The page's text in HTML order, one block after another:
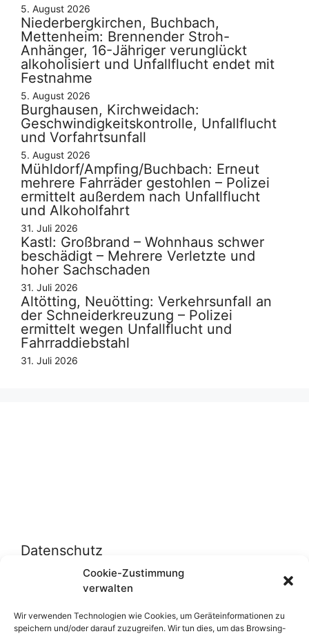
Cookie-Zustimmung
verwalten
Wir verwenden Technologien wie Cookies, um Geräteinformationen zu
speichern und/oder darauf zuzugreifen. Wir tun dies, um das Browsing-
5. August 2026
Niederbergkirchen, Buchbach,
Mettenheim: Brennender Stroh-
Anhänger, 16-Jähriger verunglückt
alkoholisiert und Unfallflucht endet mit
Festnahme
5. August 2026
Burghausen, Kirchweidach:
Geschwindigkeitskontrolle, Unfallflucht
und Vorfahrtsunfall
5. August 2026
Mühldorf/Ampfing/Buchbach: Erneut
mehrere Fahrräder gestohlen – Polizei
ermittelt außerdem nach Unfallflucht
und Alkoholfahrt
31. Juli 2026
Kastl: Großbrand – Wohnhaus schwer
beschädigt – Mehrere Verletzte und
hoher Sachschaden
31. Juli 2026
Altötting, Neuötting: Verkehrsunfall an
der Schneiderkreuzung – Polizei
ermittelt wegen Unfallflucht und
Fahrraddiebstahl
31. Juli 2026
Datenschutz
Datenschutzerklärung
Cookie-Richtlinie (EU)